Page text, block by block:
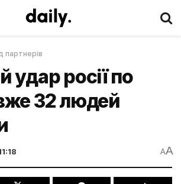
партнерів
удар росії по
32 людей
AA